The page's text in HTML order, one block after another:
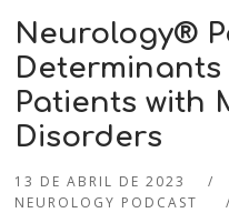
Neurology®
Patients with
Disorders
13 DE ABRIL DE 2023
NEUROLOGY PODCAST